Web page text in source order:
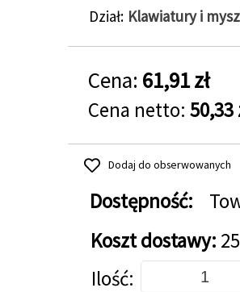
Dział Klawiatury i
Cena: 61,91 zł
Cena netto: 50,33
Dodaj do obserwowanych
Dostępność:
Koszt dostawy:
Dodaj do koszyka
Ilość